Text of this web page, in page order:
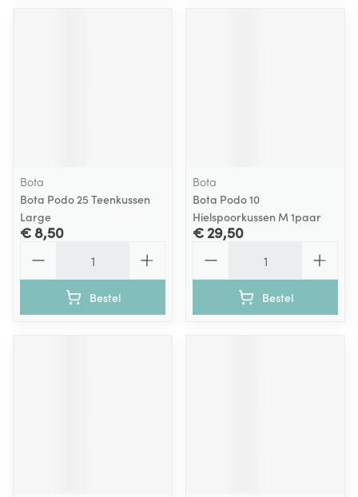
Bota
Bota Podo 25 Teenkussen
Large
€ 8,50
Bestel
Bota
Bota Podo 10
Hielspoorkussen M 1paar
€ 29,50
Bestel